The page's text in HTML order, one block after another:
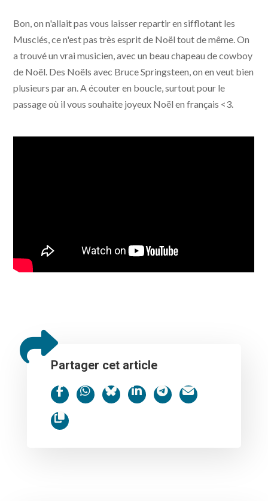
Bon, on n'allait pas vous laisser repartir en sifflotant les
Musclés, ce n'est pas très esprit de Noël tout de même. On
a trouvé un vrai musicien, avec un beau chapeau de cowboy
de Noël. Des Noëls avec Bruce Springsteen, on en veut bien
plusieurs par an. A écouter en boucle, surtout pour le
passage où il vous souhaite joyeux Noël en français <3.
Partager cet article